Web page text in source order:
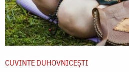
CUVINTE DUHOVNICEȘTI